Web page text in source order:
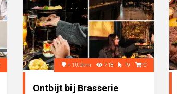
+10.0km 718 19 0
Ontbijt bij Brasserie